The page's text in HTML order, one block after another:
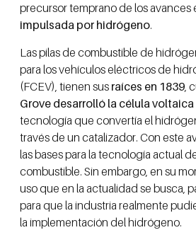
precursor temprano de los avances
impulsada por hidrógeno.
Las pilas de combustible de
para los vehículos eléctricos de
(FCEV), tienen sus raíces en 1839 ,
Grove desarrolló la célula voltaica
tecnología que convertía el
través de un catalizador. Con este
las bases para la tecnología actual
combustible. Sin embargo, en su
uso que en la actualidad se busca,
para que la industria realmente
la implementación del hidrógeno.